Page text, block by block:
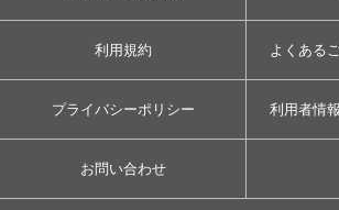
利用規約 よくある
プライバシーポリシー 利用者情
お問い合わせ